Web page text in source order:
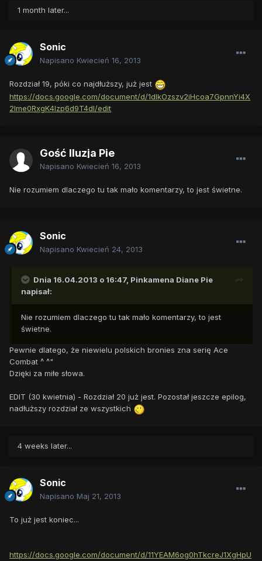
1 month later...
Sonic
Napisano Kwiecień 16, 2013
Rozdział 19, póki co najdłuższy, już jest
https://docs.google.com/document/d/1dlkOzszv2iHcoa7GpnnYi4X
2Ime0RxgK4Izp6d9T4dI/edit
Gość Iluzja Pie
Napisano Kwiecień 16, 2013
Nie rozumiem dlaczego tu tak mało komentarzy, to jest świetne.
Sonic
Napisano Kwiecień 24, 2013
Dnia 16.04.2013 o 16:47, Pinkamena Diane Pie
napisał:
Nie rozumiem dlaczego tu tak mało komentarzy, to jest
świetne.
Pewnie dlatego, że niewielu polskich bronies zna serię Ace
Combat ^ ^"
Dzięki za miłe słowa.
EDIT (30 kwietnia) - Rozdział 20 już jest. Pozostał jeszcze epilog,
nadłuższy rozdział ze wszystkich
4 weeks later...
Sonic
Napisano Maj 21, 2013
To już jest koniec...
https://docs.google.com/document/d/11YEAM6og0hTkcreJ1XgHpU